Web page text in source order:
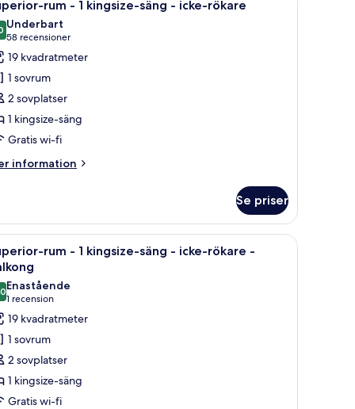
rum - 1 kingsize-säng - icke-rökare
av 10
Underbart
58 recensioner
(58 recensioner)
19 kvadratmeter
1 sovrum
2 sovplatser
1 kingsize-säng
Gratis wi-fi
information
Se priser
ett fönster med gardiner. Ett hotellrum med en stor säng, ett
8
rum - 1 kingsize-säng - icke-rökare -
av 10
Enastående
1 recension
(1 recension)
19 kvadratmeter
1 sovrum
2 sovplatser
1 kingsize-säng
Gratis wi-fi